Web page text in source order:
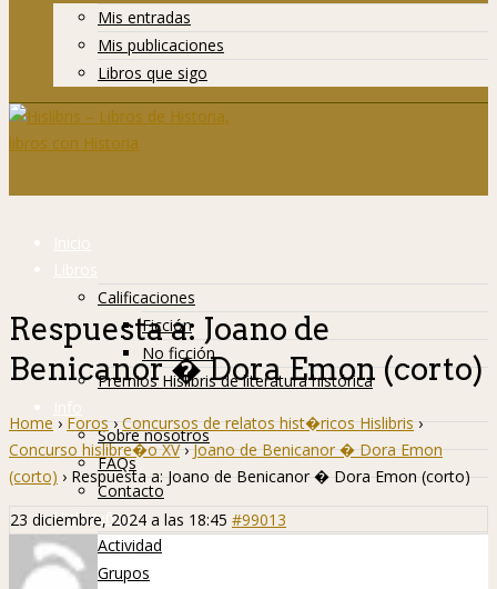
Mis entradas
Mis publicaciones
Libros que sigo
Inicio
Libros
Calificaciones
Ficción
No ficción
Premios Hislibris de literatura histórica
Info
Sobre nosotros
FAQs
Contacto
Hislibreños
Actividad
Grupos
Respuesta a: Joano de
Benicanor � Dora Emon (corto)
Home › Foros › Concursos de relatos hist�ricos Hislibris ›
Concurso hislibre�o XV › Joano de Benicanor � Dora Emon
(corto) › Respuesta a: Joano de Benicanor � Dora Emon (corto)
23 diciembre, 2024 a las 18:45 #99013